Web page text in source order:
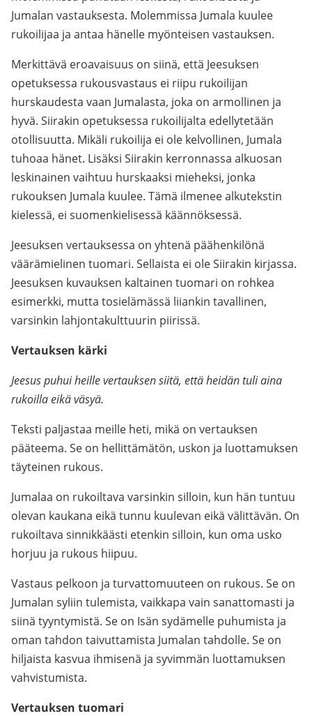
Jumalan vastauksesta. Molemmissa Jumala kuulee
rukoilijaa ja antaa hänelle myönteisen vastauksen.
Merkittävä eroavaisuus on siinä, että Jeesuksen
opetuksessa rukousvastaus ei riipu rukoilijan
hurskaudesta vaan Jumalasta, joka on armollinen ja
hyvä. Siirakin opetuksessa rukoilijalta edellytetään
otollisuutta. Mikäli rukoilija ei ole kelvollinen, Jumala
tuhoaa hänet. Lisäksi Siirakin kerronnassa alkuosan
leskinainen vaihtuu hurskaaksi mieheksi, jonka
rukouksen Jumala kuulee. Tämä ilmenee alkutekstin
kielessä, ei suomenkielisessä käännöksessä.
Jeesuksen vertauksessa on yhtenä päähenkilönä
väärämielinen tuomari. Sellaista ei ole Siirakin kirjassa.
Jeesuksen kuvauksen kaltainen tuomari on rohkea
esimerkki, mutta tosielämässä liiankin tavallinen,
varsinkin lahjontakulttuurin piirissä.
Vertauksen kärki
Jeesus puhui heille vertauksen siitä, että heidän tuli aina
rukoilla eikä väsyä.
Teksti paljastaa meille heti, mikä on vertauksen
pääteema. Se on hellittämätön, uskon ja luottamuksen
täyteinen rukous.
Jumalaa on rukoiltava varsinkin silloin, kun hän tuntuu
olevan kaukana eikä tunnu kuulevan eikä välittävän. On
rukoiltava sinnikkäästi etenkin silloin, kun oma usko
horjuu ja rukous hiipuu.
Vastaus pelkoon ja turvattomuuteen on rukous. Se on
Jumalan syliin tulemista, vaikkapa vain sanattomasti ja
siinä tyyntymistä. Se on Isän sydämelle puhumista ja
oman tahdon taivuttamista Jumalan tahdolle. Se on
hiljaista kasvua ihmisenä ja syvimmän luottamuksen
vahvistumista.
Vertauksen tuomari